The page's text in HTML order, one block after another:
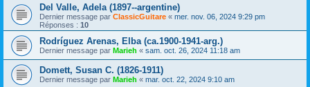
Del Valle, Adela (1897--argentine)
Dernier message par ClassicGuitare « mer. nov. 06, 2024 9:29 pm
Réponses : 10
Rodríguez Arenas, Elba (ca.1900-1941-arg.)
Dernier message par Marieh « sam. oct. 26, 2024 11:18 am
Domett, Susan C. (1826-1911)
Dernier message par Marieh « mar. oct. 22, 2024 9:10 am